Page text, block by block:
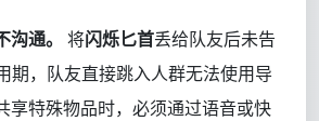
通。 将闪烁匕首丢给队友后未告
期，队友直接跳入人群无法使用导
享特殊物品时，必须通过语音或快